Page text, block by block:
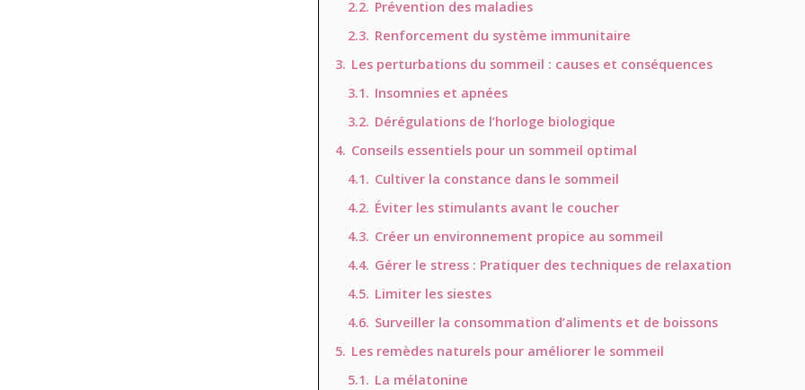
2.2. Prévention des maladies
2.3. Renforcement du système immunitaire
3. Les perturbations du sommeil : causes et conséquences
3.1. Insomnies et apnées
3.2. Dérégulations de l’horloge biologique
4. Conseils essentiels pour un sommeil optimal
4.1. Cultiver la constance dans le sommeil
4.2. Éviter les stimulants avant le coucher
4.3. Créer un environnement propice au sommeil
4.4. Gérer le stress : Pratiquer des techniques de relaxation
4.5. Limiter les siestes
4.6. Surveiller la consommation d’aliments et de boissons
5. Les remèdes naturels pour améliorer le sommeil
5.1. La mélatonine